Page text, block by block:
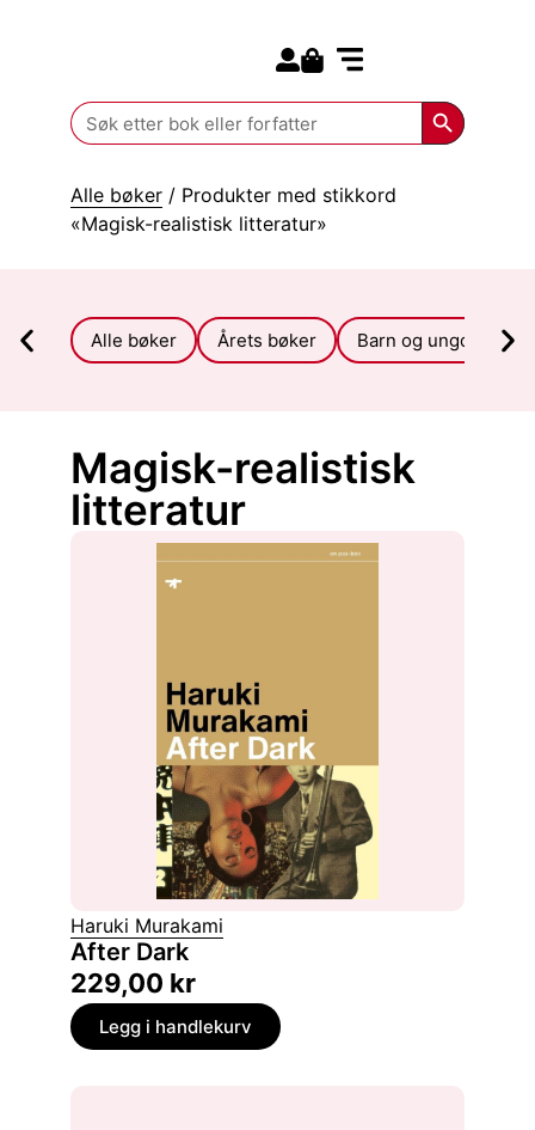
Search
for:
Search
Alle bøker / Produkter med stikkord
«Magisk-realistisk litteratur»
Alle bøker Årets bøker Barn og ungdom
Magisk-realistisk
litteratur
Haruki Murakami
After Dark
229,00 kr
Legg i handlekurv